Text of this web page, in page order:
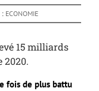
: ECONOMIE
15 milliards
2020.
fois de plus battu